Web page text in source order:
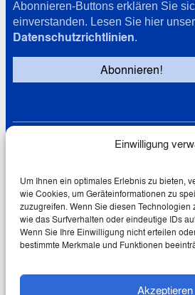
Einwilligung
Um Ihnen ein optimales Erlebnis zu bieten,
wie Cookies, um Geräteinformationen zu
zuzugreifen. Wenn Sie diesen Technologien
wie das Surfverhalten oder eindeutige IDs
Wenn Sie Ihre Einwilligung nicht erteilen
bestimmte Merkmale und Funktionen
Akzeptieren
Abonnieren-Buttons erklären Sie
einverstanden. Lesen Sie hier
Datenschutzrichtlinien.
Cookie-Richtlinie (EU)
Impressum
© 2026 Wolfgang Schmale